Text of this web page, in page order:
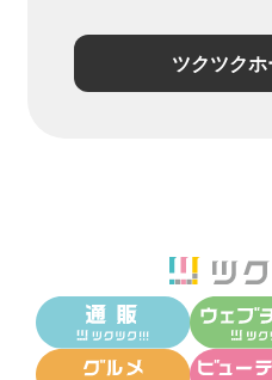
ツクツク